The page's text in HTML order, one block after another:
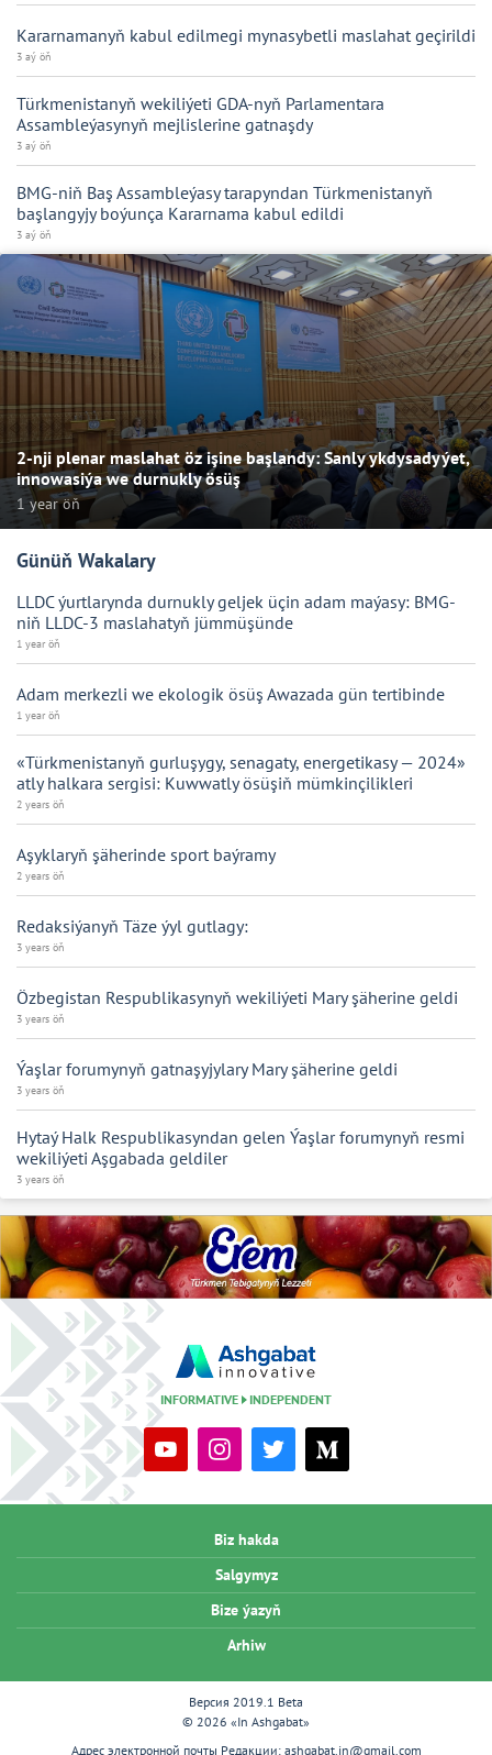
Kararnamanyň kabul edilmegi mynasybetli maslahat geçirildi
3 aý öň
Türkmenistanyň wekiliýeti GDA-nyň Parlamentara
Assambleýasynyň mejlislerine gatnaşdy
3 aý öň
BMG-niň Baş Assambleýasy tarapyndan Türkmenistanyň
başlangyjy boýunça Kararnama kabul edildi
3 aý öň
2-nji plenar maslahat öz işine başlandy: Sanly ykdysadyýet,
innowasiýa we durnukly ösüş
1 year öň
Günüň Wakalary
LLDC ýurtlarynda durnukly geljek üçin adam maýasy: BMG-
niň LLDC-3 maslahatyň jümmüşünde
1 year öň
Adam merkezli we ekologik ösüş Awazada gün tertibinde
1 year öň
«Türkmenistanyň gurluşygy, senagaty, energetikasy — 2024»
atly halkara sergisi: Kuwwatly ösüşiň mümkinçilikleri
2 years öň
Aşyklaryň şäherinde sport baýramy
2 years öň
Redaksiýanyň Täze ýyl gutlagy:
3 years öň
Özbegistan Respublikasynyň wekiliýeti Mary şäherine geldi
3 years öň
Ýaşlar forumynyň gatnaşyjylary Mary şäherine geldi
3 years öň
Hytaý Halk Respublikasyndan gelen Ýaşlar forumynyň resmi
wekiliýeti Aşgabada geldiler
3 years öň
INFORMATIVE INDEPENDENT
Biz hakda
Salgymyz
Bize ýazyň
Arhiw
Версия 2019.1 Beta
© 2026 «In Ashgabat»
Адрес электронной почты Редакции: ashgabat.in@gmail.com